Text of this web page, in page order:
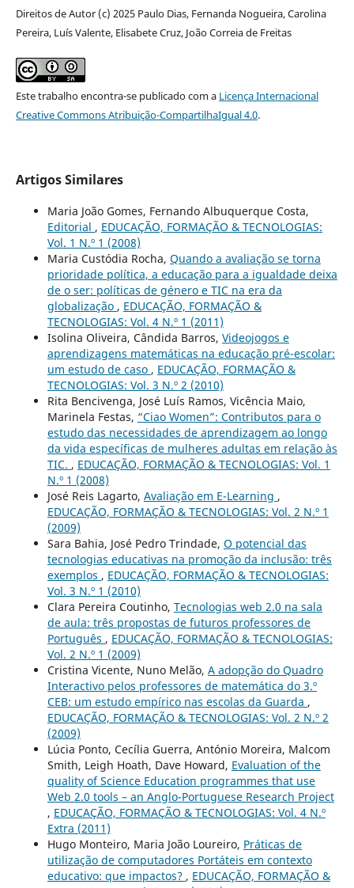
Direitos de Autor (c) 2025 Paulo Dias, Fernanda Nogueira, Carolina
Pereira, Luís Valente, Elisabete Cruz, João Correia de Freitas
Este trabalho encontra-se publicado com a Licença Internacional
Creative Commons Atribuição-CompartilhaIgual 4.0.
Artigos Similares
Maria João Gomes, Fernando Albuquerque Costa,
Editorial , EDUCAÇÃO, FORMAÇÃO & TECNOLOGIAS:
Vol. 1 N.º 1 (2008)
Maria Custódia Rocha, Quando a avaliação se torna
prioridade política, a educação para a igualdade deixa
de o ser: políticas de género e TIC na era da
globalização , EDUCAÇÃO, FORMAÇÃO &
TECNOLOGIAS: Vol. 4 N.º 1 (2011)
Isolina Oliveira, Cândida Barros, Videojogos e
aprendizagens matemáticas na educação pré-escolar:
um estudo de caso , EDUCAÇÃO, FORMAÇÃO &
TECNOLOGIAS: Vol. 3 N.º 2 (2010)
Rita Bencivenga, José Luís Ramos, Vicência Maio,
Marinela Festas, “Ciao Women”: Contributos para o
estudo das necessidades de aprendizagem ao longo
da vida específicas de mulheres adultas em relação às
TIC. , EDUCAÇÃO, FORMAÇÃO & TECNOLOGIAS: Vol. 1
N.º 1 (2008)
José Reis Lagarto, Avaliação em E-Learning ,
EDUCAÇÃO, FORMAÇÃO & TECNOLOGIAS: Vol. 2 N.º 1
(2009)
Sara Bahia, José Pedro Trindade, O potencial das
tecnologias educativas na promoção da inclusão: três
exemplos , EDUCAÇÃO, FORMAÇÃO & TECNOLOGIAS:
Vol. 3 N.º 1 (2010)
Clara Pereira Coutinho, Tecnologias web 2.0 na sala
de aula: três propostas de futuros professores de
Português , EDUCAÇÃO, FORMAÇÃO & TECNOLOGIAS:
Vol. 2 N.º 1 (2009)
Cristina Vicente, Nuno Melão, A adopção do Quadro
Interactivo pelos professores de matemática do 3.º
CEB: um estudo empírico nas escolas da Guarda ,
EDUCAÇÃO, FORMAÇÃO & TECNOLOGIAS: Vol. 2 N.º 2
(2009)
Lúcia Ponto, Cecília Guerra, António Moreira, Malcom
Smith, Leigh Hoath, Dave Howard, Evaluation of the
quality of Science Education programmes that use
Web 2.0 tools – an Anglo-Portuguese Research Project
, EDUCAÇÃO, FORMAÇÃO & TECNOLOGIAS: Vol. 4 N.º
Extra (2011)
Hugo Monteiro, Maria João Loureiro, Práticas de
utilização de computadores Portáteis em contexto
educativo: que impactos? , EDUCAÇÃO, FORMAÇÃO &